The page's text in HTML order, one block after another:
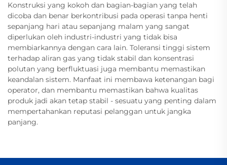
Konstruksi yang kokoh dan bagian-bagian yang telah
dicoba dan benar berkontribusi pada operasi tanpa henti
sepanjang hari atau sepanjang malam yang sangat
diperlukan oleh industri-industri yang tidak bisa
membiarkannya dengan cara lain. Toleransi tinggi sistem
terhadap aliran gas yang tidak stabil dan konsentrasi
polutan yang berfluktuasi juga membantu memastikan
keandalan sistem. Manfaat ini membawa ketenangan bagi
operator, dan membantu memastikan bahwa kualitas
produk jadi akan tetap stabil - sesuatu yang penting dalam
mempertahankan reputasi pelanggan untuk jangka
panjang.